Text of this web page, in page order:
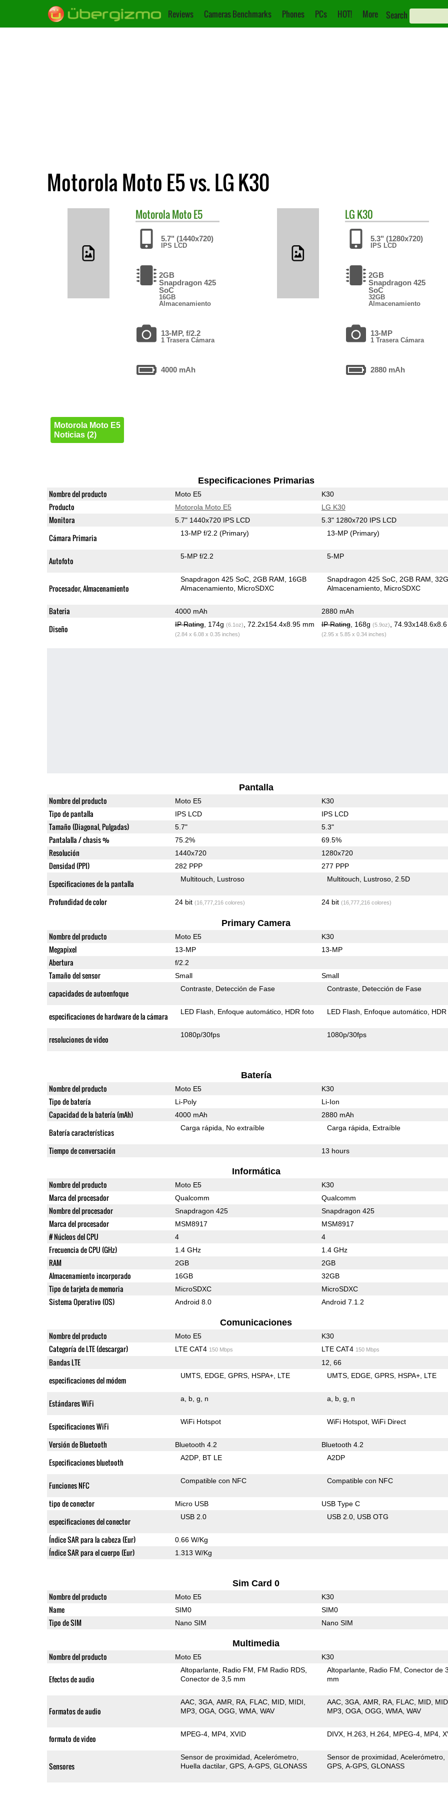
Reviews Cameras Benchmarks Phones PCs HOT! More Search
Motorola Moto E5 vs. LG K30
MotorolaMoto E5
5.7" (1440x720)
IPS LCD
2GB
Snapdragon 425
SoC
16GB
Almacenamiento
13-MP, f/2.2
1 Trasera Cámara
4000 mAh
Motorola Moto E5
Noticias (2)
LG K30
5.3" (1280x720)
IPS LCD
2GB
Snapdragon 425
SoC
32GB
Almacenamiento
13-MP
1 Trasera Cámara
2880 mAh
Especificaciones Primarias
Nombre del producto Moto E5 K30
Producto Motorola Moto E5 LG K30
Monitora 5.7" 1440x720 IPS LCD 5.3" 1280x720 IPS LCD
Cámara Primaria 13-MP f/2.2(Primary) 13-MP(Primary)
Autofoto 5-MP f/2.2 5-MP
Procesador, Almacenamiento
Snapdragon 425 SoC 2GB RAM
16GB
Almacenamiento MicroSDXC
Snapdragon 425 SoC 2GB RAM
Almacenamiento MicroSDXC
Bateria 4000 mAh 2880 mAh
Diseño IP Rating, 174g (6.1oz) , 72.2x154.4x8.95 mm
(2.84 x 6.08 x 0.35 inches)
IP Rating, 168g (5.9oz) ,
(2.95 x 5.85 x 0.34 inches)
Pantalla
Nombre del producto Moto E5 K30
Tipo de pantalla IPS LCD IPS LCD
Tamaño (Diagonal, Pulgadas) 5.7" 5.3"
Pantalalla / chasis % 75.2% 69.5%
Resolución 1440x720 1280x720
Densidad (PPI) 282 PPP 277 PPP
Especificaciones de la pantalla Multitouch Lustroso Multitouch Lustroso 2.5D
Profundidad de color 24 bit (16,777,216 colores) 24 bit (16,777,216 colores)
Primary Camera
Nombre del producto Moto E5 K30
Megapixel 13-MP 13-MP
Abertura f/2.2
Tamaño del sensor Small Small
capacidades de autoenfoque Contraste Detección de Fase Contraste Detección de Fase
especificaciones de hardware de la cámara LED Flash Enfoque automático HDR foto LED Flash Enfoque automático
resoluciones de video 1080p/30fps 1080p/30fps
Batería
Nombre del producto Moto E5 K30
Tipo de batería Li-Poly Li-Ion
Capacidad de la batería (mAh) 4000 mAh 2880 mAh
Batería características Carga rápida No extraíble Carga rápida Extraíble
Tiempo de conversación 13 hours
Informática
Nombre del producto Moto E5 K30
Marca del procesador Qualcomm Qualcomm
Nombre del procesador Snapdragon 425 Snapdragon 425
Marca del procesador MSM8917 MSM8917
# Núcleos del CPU 4 4
Frecuencia de CPU (GHz) 1.4 GHz 1.4 GHz
RAM 2GB 2GB
Almacenamiento incorporado 16GB 32GB
Tipo de tarjeta de memoria MicroSDXC MicroSDXC
Sistema Operativo (OS) Android 8.0 Android 7.1.2
Comunicaciones
Nombre del producto Moto E5 K30
Categoría de LTE (descargar) LTE CAT4 150 Mbps LTE CAT4 150 Mbps
Bandas LTE 12, 66
especificaciones del módem UMTS EDGE GPRS HSPA+ LTE UMTS EDGE GPRS HSPA+ LTE
Estándares WiFi a b g n a b g n
Especificaciones WiFi WiFi Hotspot WiFi Hotspot WiFi Direct
Versión de Bluetooth Bluetooth 4.2 Bluetooth 4.2
Especificaciones bluetooth A2DP BT LE A2DP
Funciones NFC Compatible con NFC Compatible con NFC
tipo de conector Micro USB USB Type C
especificaciones del conector USB 2.0 USB 2.0 USB OTG
Índice SAR para la cabeza (Eur) 0.66 W/Kg
Índice SAR para el cuerpo (Eur) 1.313 W/Kg
Sim Card 0
Nombre del producto Moto E5 K30
Name SIM0 SIM0
Tipo de SIM Nano SIM Nano SIM
Multimedia
Nombre del producto Moto E5 K30
Efectos de audio
Altoparlante Radio FM
FM Radio RDS
Conector de 3,5 mm
Altoparlante Radio FM Conector de
mm
Formatos de audio
AAC 3GA AMR RA FLAC MID MIDI
MP3 OGA OGG WMA WAV
AAC 3GA AMR RA FLAC MID
MP3 OGA OGG WMA WAV
formato de video MPEG-4 MP4 XVID DIVX H.263 H.264 MPEG-4 MP4
Sensores
Sensor de proximidad Acelerómetro
Huella dactilar GPS A-GPS GLONASS
Sensor de proximidad Acelerómetro
GPS A-GPS GLONASS